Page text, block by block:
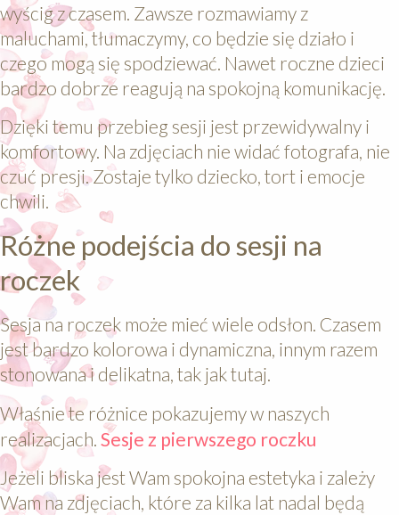
wyścig z czasem. Zawsze rozmawiamy z
maluchami, tłumaczymy, co będzie się działo i
czego mogą się spodziewać. Nawet roczne dzieci
bardzo dobrze reagują na spokojną komunikację.
Dzięki temu przebieg sesji jest przewidywalny i
komfortowy. Na zdjęciach nie widać fotografa, nie
czuć presji. Zostaje tylko dziecko, tort i emocje
chwili.
Różne podejścia do sesji na
roczek
Sesja na roczek może mieć wiele odsłon. Czasem
jest bardzo kolorowa i dynamiczna, innym razem
stonowana i delikatna, tak jak tutaj.
Właśnie te różnice pokazujemy w naszych
realizacjach. Sesje z pierwszego roczku
Jeżeli bliska jest Wam spokojna estetyka i zależy
Wam na zdjęciach, które za kilka lat nadal będą